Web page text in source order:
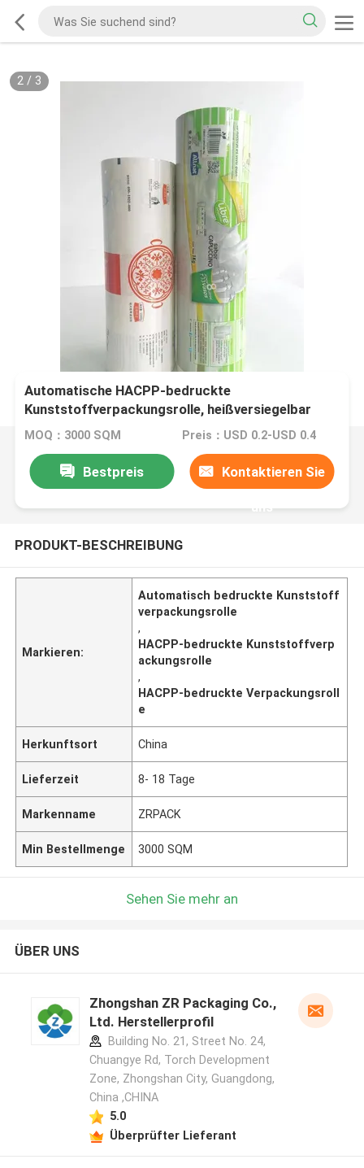
2/ 3
Automatische HACPP-bedruckte
Kunststoffverpackungsrolle, heißversiegelbar
MOQ：3000 SQM Preis：USD 0.2-USD 0.4
Bestpreis Kontaktieren Sie
uns
PRODUKT-BESCHREIBUNG
Markieren:
Automatisch bedruckte Kunststoff
verpackungsrolle
,
HACPP-bedruckte Kunststoffverp
ackungsrolle
,
HACPP-bedruckte Verpackungsroll
e
Herkunftsort China
Lieferzeit 8- 18 Tage
Markenname ZRPACK
Min Bestellmenge 3000 SQM
Sehen Sie mehr an
ÜBER UNS
Zhongshan ZR Packaging Co.,
Ltd. Herstellerprofil
Building No. 21, Street No. 24,
Chuangye Rd, Torch Development
Zone, Zhongshan City, Guangdong,
China ,CHINA
5.0
Überprüfter Lieferant